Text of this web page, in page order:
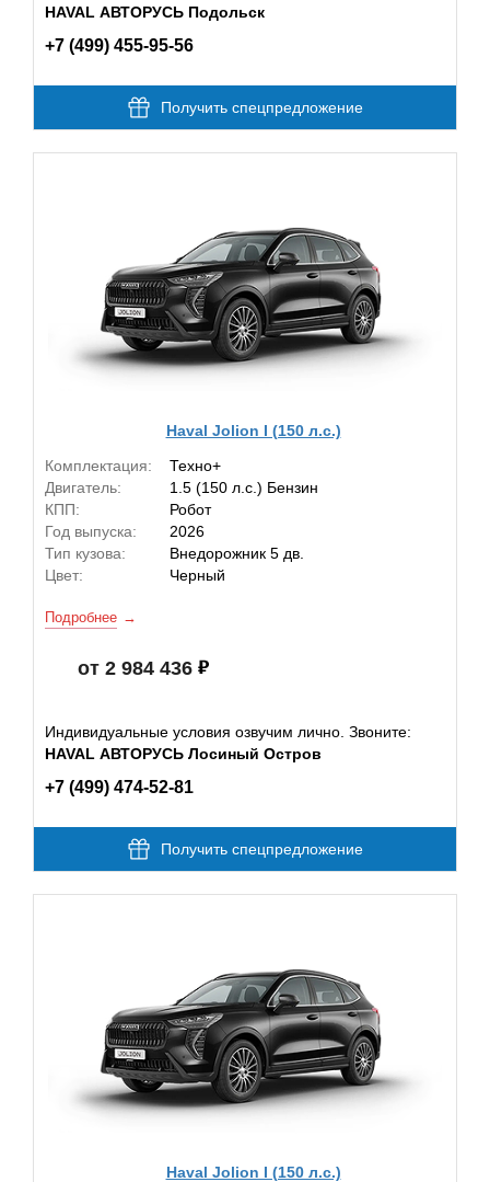
HAVAL АВТОРУСЬ Подольск
+7 (499) 455-95-56
Получить спецпредложение
Haval Jolion I (150 л.с.)
Комплектация:
Техно+
Двигатель:
1.5 (150 л.с.) Бензин
КПП:
Робот
Год выпуска:
2026
Тип кузова:
Внедорожник 5 дв.
Цвет:
Черный
Подробнее
от 2 984 436
Индивидуальные условия озвучим лично. Звоните:
HAVAL АВТОРУСЬ Лосиный Остров
+7 (499) 474-52-81
Получить спецпредложение
Haval Jolion I (150 л.с.)